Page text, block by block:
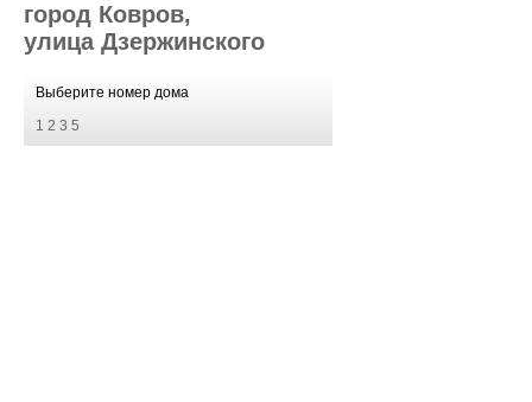
город Ковров,
улица Дзержинского
Выберите номер дома
1 2 3 5